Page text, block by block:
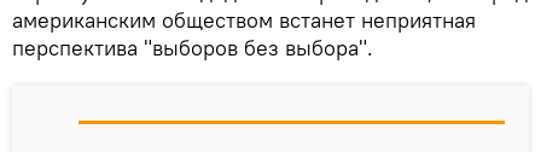
американским обществом встанет неприятная
перспектива "выборов без выбора".